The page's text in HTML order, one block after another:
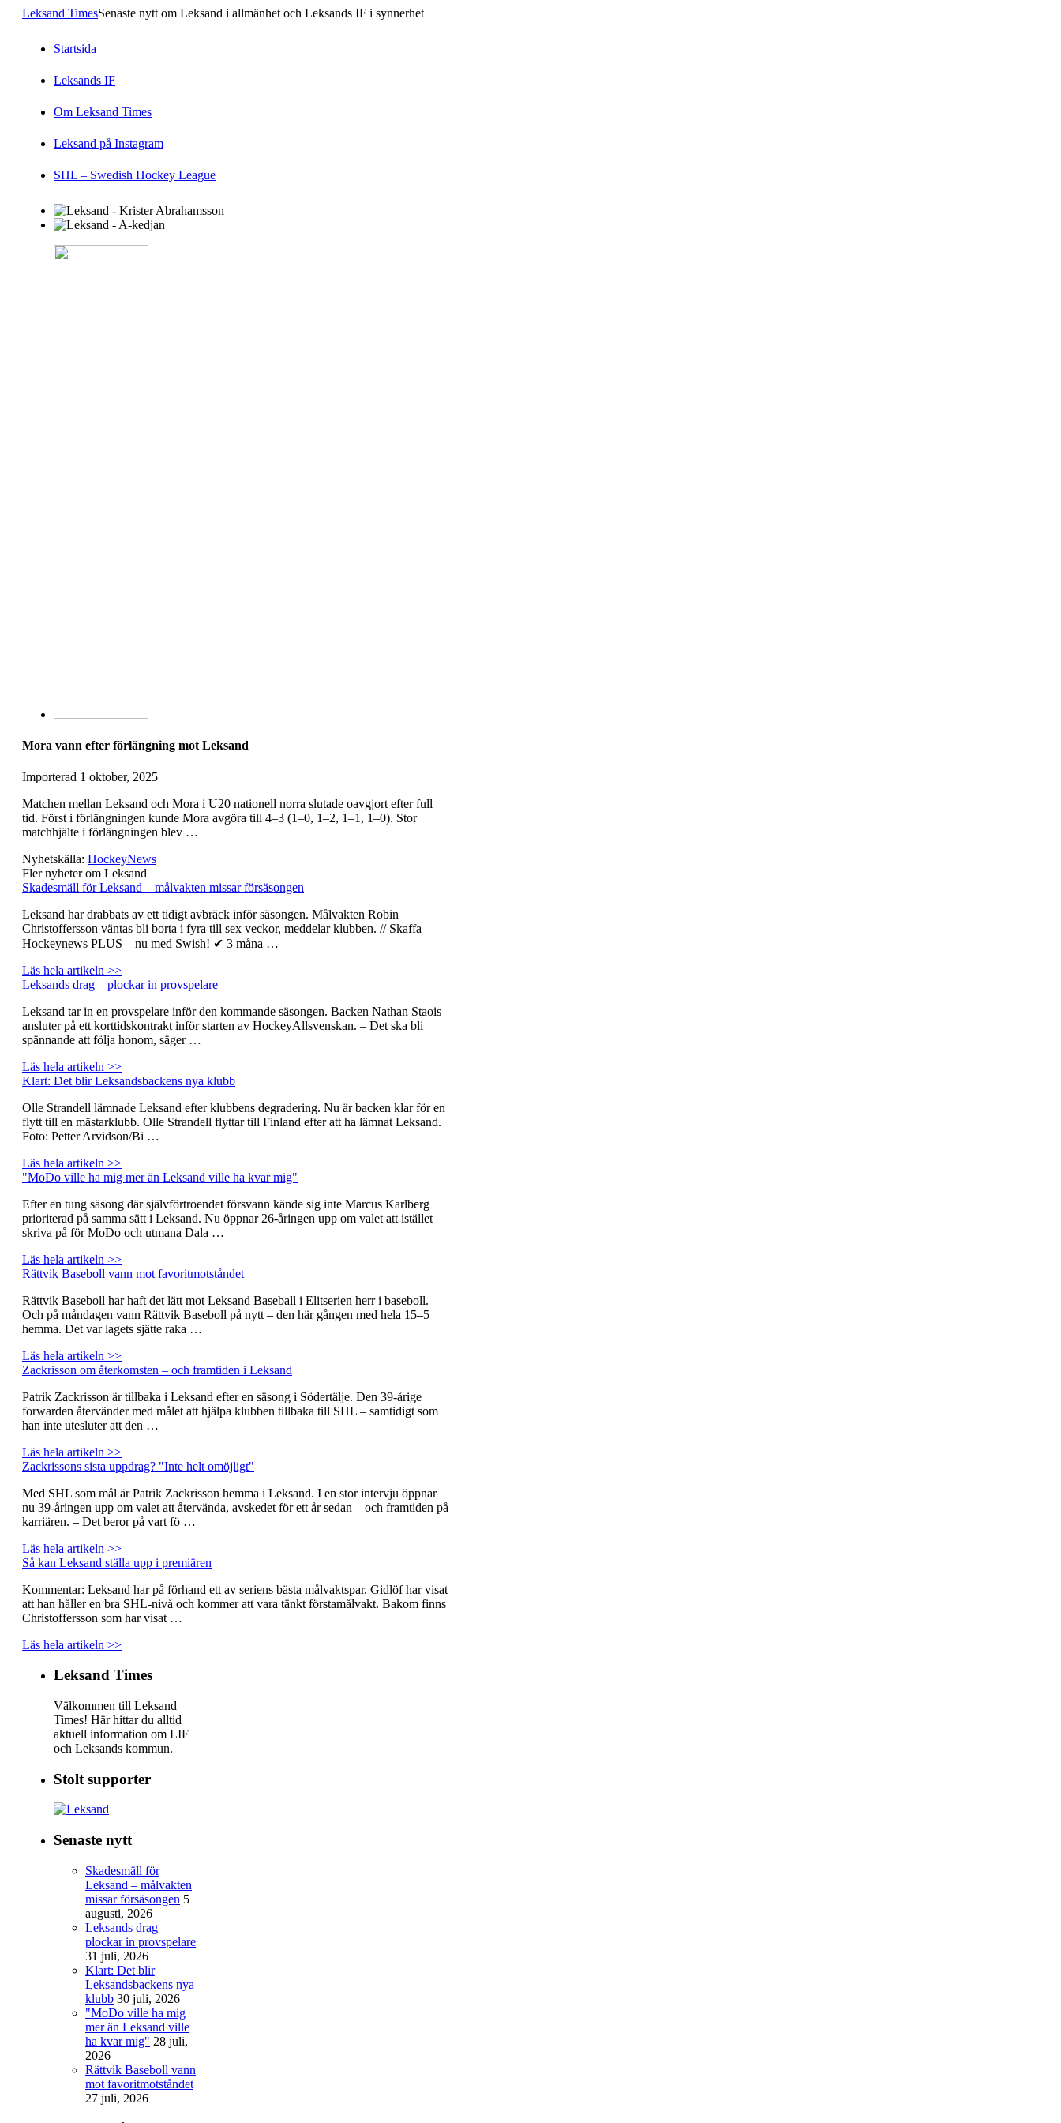
Leksand TimesSenaste nytt om Leksand i allmänhet och Leksands IF i synnerhet
Startsida
Leksands IF
Om Leksand Times
Leksand på Instagram
SHL – Swedish Hockey League
Mora vann efter förlängning mot Leksand
Importerad 1 oktober, 2025
Matchen mellan Leksand och Mora i U20 nationell norra slutade oavgjort efter full
tid. Först i förlängningen kunde Mora avgöra till 4–3 (1–0, 1–2, 1–1, 1–0). Stor
matchhjälte i förlängningen blev …
Nyhetskälla: HockeyNews
Fler nyheter om Leksand
Skadesmäll för Leksand – målvakten missar försäsongen
Leksand har drabbats av ett tidigt avbräck inför säsongen. Målvakten Robin
Christoffersson väntas bli borta i fyra till sex veckor, meddelar klubben. // Skaffa
Hockeynews PLUS – nu med Swish! ✔ 3 måna …
Läs hela artikeln >>
Leksands drag – plockar in provspelare
Leksand tar in en provspelare inför den kommande säsongen. Backen Nathan Staois
ansluter på ett korttidskontrakt inför starten av HockeyAllsvenskan. – Det ska bli
spännande att följa honom, säger …
Läs hela artikeln >>
Klart: Det blir Leksandsbackens nya klubb
Olle Strandell lämnade Leksand efter klubbens degradering. Nu är backen klar för en
flytt till en mästarklubb. Olle Strandell flyttar till Finland efter att ha lämnat Leksand.
Foto: Petter Arvidson/Bi …
Läs hela artikeln >>
"MoDo ville ha mig mer än Leksand ville ha kvar mig"
Efter en tung säsong där självförtroendet försvann kände sig inte Marcus Karlberg
prioriterad på samma sätt i Leksand. Nu öppnar 26-åringen upp om valet att istället
skriva på för MoDo och utmana Dala …
Läs hela artikeln >>
Rättvik Baseboll vann mot favoritmotståndet
Rättvik Baseboll har haft det lätt mot Leksand Baseball i Elitserien herr i baseboll.
Och på måndagen vann Rättvik Baseboll på nytt – den här gången med hela 15–5
hemma. Det var lagets sjätte raka …
Läs hela artikeln >>
Zackrisson om återkomsten – och framtiden i Leksand
Patrik Zackrisson är tillbaka i Leksand efter en säsong i Södertälje. Den 39-årige
forwarden återvänder med målet att hjälpa klubben tillbaka till SHL – samtidigt som
han inte utesluter att den …
Läs hela artikeln >>
Zackrissons sista uppdrag? "Inte helt omöjligt"
Med SHL som mål är Patrik Zackrisson hemma i Leksand. I en stor intervju öppnar
nu 39-åringen upp om valet att återvända, avskedet för ett år sedan – och framtiden på
karriären. – Det beror på vart fö …
Läs hela artikeln >>
Så kan Leksand ställa upp i premiären
Kommentar: Leksand har på förhand ett av seriens bästa målvaktspar. Gidlöf har visat
att han håller en bra SHL-nivå och kommer att vara tänkt förstamålvakt. Bakom finns
Christoffersson som har visat …
Läs hela artikeln >>
Leksand Times
Välkommen till Leksand
Times! Här hittar du alltid
aktuell information om LIF
och Leksands kommun.
Stolt supporter
Senaste nytt
Skadesmäll för
Leksand – målvakten
missar försäsongen 5
augusti, 2026
Leksands drag –
plockar in provspelare
31 juli, 2026
Klart: Det blir
Leksandsbackens nya
klubb 30 juli, 2026
"MoDo ville ha mig
mer än Leksand ville
ha kvar mig" 28 juli,
2026
Rättvik Baseboll vann
mot favoritmotståndet
27 juli, 2026